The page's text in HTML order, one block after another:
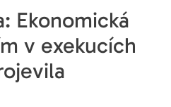
Ekonomická
v exekucích